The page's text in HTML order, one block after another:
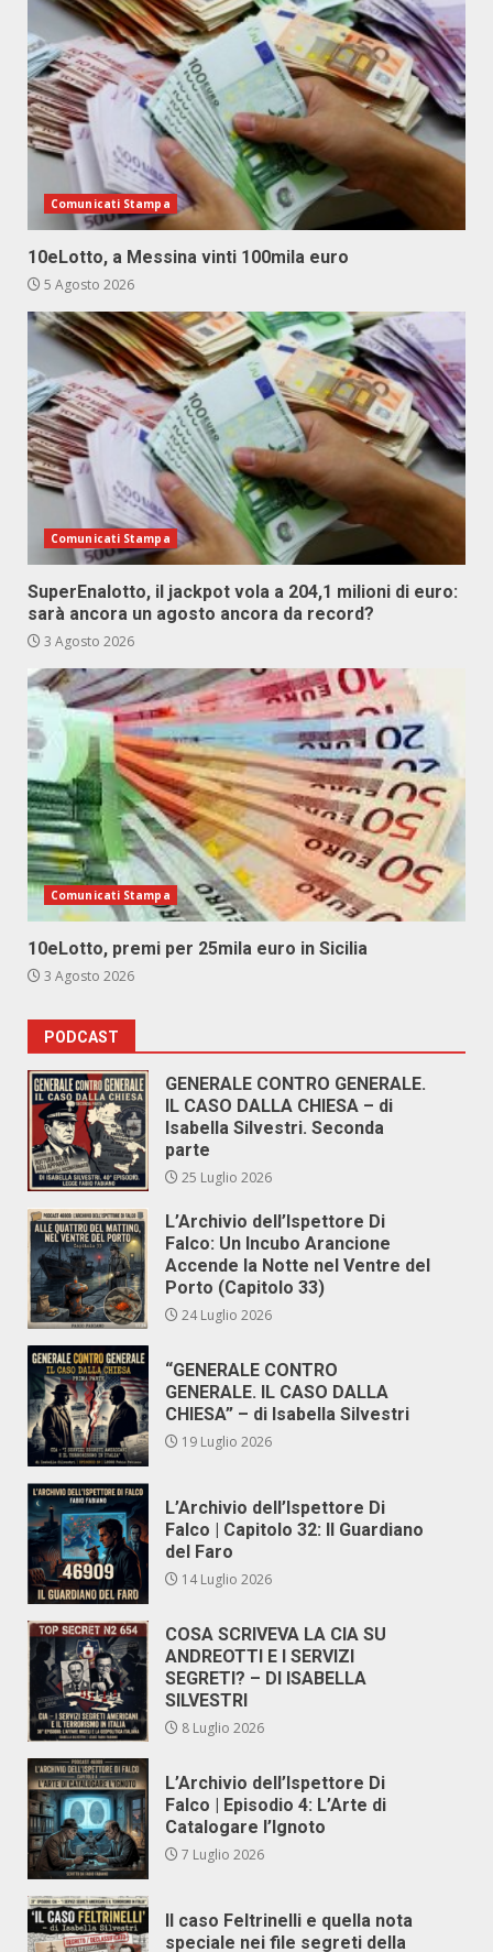
Comunicati Stampa
10eLotto, a Messina vinti 100mila euro
5 Agosto 2026
Comunicati Stampa
SuperEnalotto, il jackpot vola a 204,1 milioni di euro:
sarà ancora un agosto ancora da record?
3 Agosto 2026
Comunicati Stampa
10eLotto, premi per 25mila euro in Sicilia
3 Agosto 2026
PODCAST
GENERALE CONTRO GENERALE.
IL CASO DALLA CHIESA – di
Isabella Silvestri. Seconda
parte
25 Luglio 2026
L’Archivio dell’Ispettore Di
Falco: Un Incubo Arancione
Accende la Notte nel Ventre del
Porto (Capitolo 33)
24 Luglio 2026
“GENERALE CONTRO
GENERALE. IL CASO DALLA
CHIESA” – di Isabella Silvestri
19 Luglio 2026
L’Archivio dell’Ispettore Di
Falco | Capitolo 32: Il Guardiano
del Faro
14 Luglio 2026
COSA SCRIVEVA LA CIA SU
ANDREOTTI E I SERVIZI
SEGRETI? – DI ISABELLA
SILVESTRI
8 Luglio 2026
L’Archivio dell’Ispettore Di
Falco | Episodio 4: L’Arte di
Catalogare l’Ignoto
7 Luglio 2026
Il caso Feltrinelli e quella nota
speciale nei file segreti della